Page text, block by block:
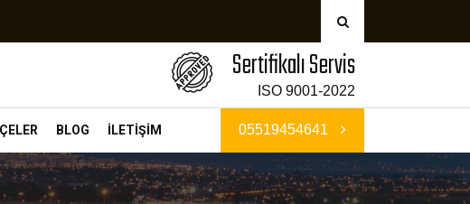
Sertifikalı Servis
ISO 9001-2022
BLOG İLETİŞİM 05519454641